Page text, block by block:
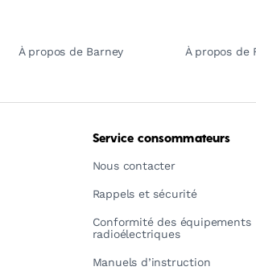
À propos de Barney À propos de
Service consommateurs
Nous contacter
Rappels et sécurité
Conformité des équipements
radioélectriques
Manuels d’instruction